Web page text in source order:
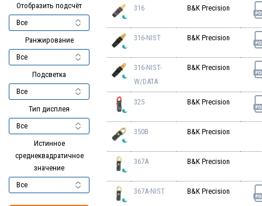
Отобразить подсчёт
Ранжирование
Подсветка
Тип дисплея
Истинное
среднеквадратичное
значение
316 B&K Precision
316-NIST B&K Precision
316-NIST-
W/DATA
B&K Precision
325 B&K Precision
350B B&K Precision
367A B&K Precision
367A-NIST B&K Precision